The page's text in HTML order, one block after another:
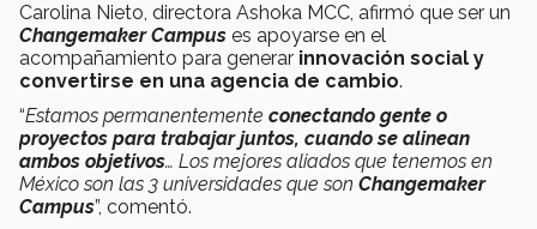
Carolina Nieto, directora Ashoka MCC, afirmó que ser un
Changemaker Campus es apoyarse en el
acompañamiento para generar innovación social y
convertirse en una agencia de cambio.
“Estamos permanentemente conectando gente o
proyectos para trabajar juntos, cuando se alinean
ambos objetivos… Los mejores aliados que tenemos en
México son las 3 universidades que son Changemaker
Campus”, comentó.